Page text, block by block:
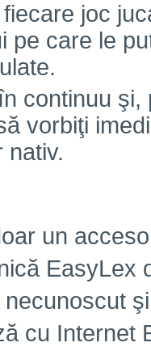
joc
pe care le
continuu
vorbiţi
nativ.
un
EasyLex
cu Internet